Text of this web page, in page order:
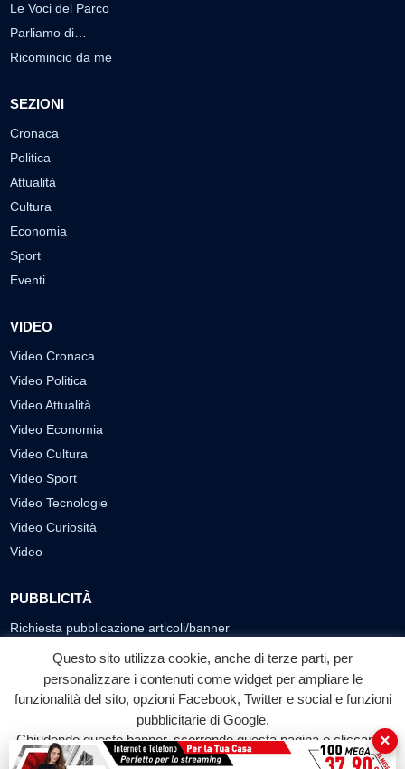
Le Voci del Parco
Parliamo di…
Ricomincio da me
SEZIONI
Cronaca
Politica
Attualità
Cultura
Economia
Sport
Eventi
VIDEO
Video Cronaca
Video Politica
Video Attualità
Video Economia
Video Cultura
Video Sport
Video Tecnologie
Video Curiosità
Video
PUBBLICITÀ
Richiesta pubblicazione articoli/banner
SEGUICI SUI SOCIAL
f
Facebook
◎ ▶
YouTube
Questo sito utilizza cookie, anche di terze parti, per
personalizzare i contenuti come widget per ampliare le
funzionalità del sito, opzioni Facebook, Twitter e social e funzioni
pubblicitarie di Google.
Chiudendo questo banner, scorrendo questa pagina o cliccando
su qualunque suo elemento acconsenti all'uso dei cookie.
×